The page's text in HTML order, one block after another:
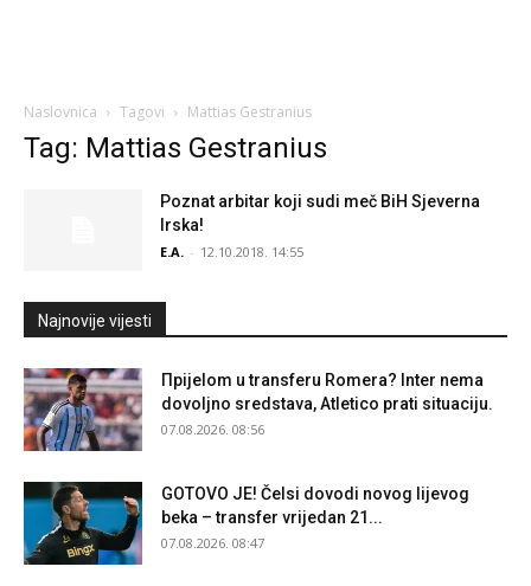
Naslovnica Tagovi Mattias Gestranius
Tag: Mattias Gestranius
Poznat arbitar koji sudi meč BiH Sjeverna
Irska!
E.A. - 12.10.2018. 14:55
Najnovije vijesti
Прijelom u transferu Romera? Inter nema
dovoljno sredstava, Atletico prati situaciju.
07.08.2026. 08:56
GOTOVO JE! Čelsi dovodi novog lijevog
beka – transfer vrijedan 21...
07.08.2026. 08:47